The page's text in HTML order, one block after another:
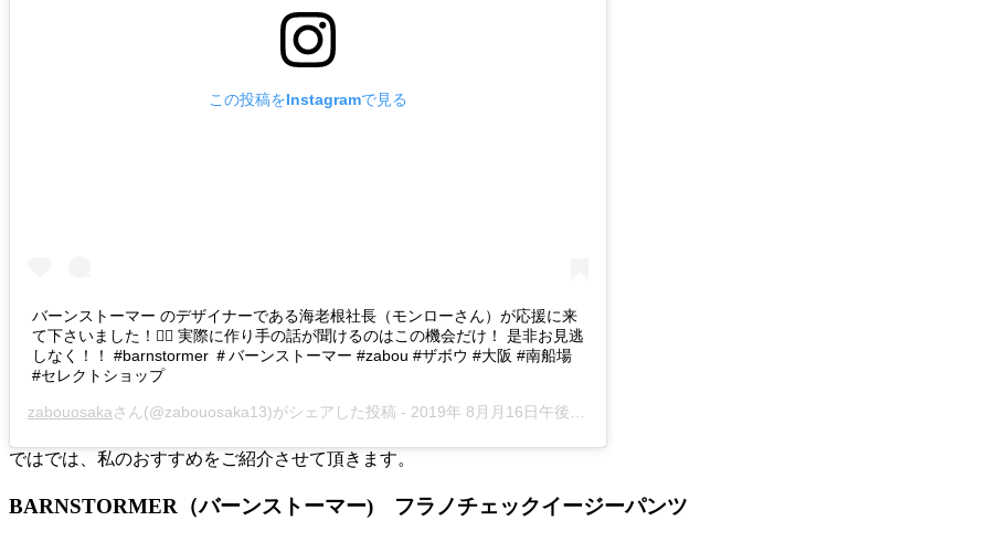
この投稿をInstagramで見る
バーンストーマー のデザイナーである海老根社長（モンローさん）が応援に来
て下さいました！🙆‍♂️ 実際に作り手の話が聞けるのはこの機会だけ！ 是非お見逃
しなく！！ #barnstormer ＃バーンストーマー #zabou #ザボウ #大阪 #南船場
#セレクトショップ
zabouosakaさん(@zabouosaka13)がシェアした投稿 - 2019年 8月月16日午後9時00分PDT
ではでは、私のおすすめをご紹介させて頂きます。
BARNSTORMER（バーンストーマー) フラノチェックイージーパンツ